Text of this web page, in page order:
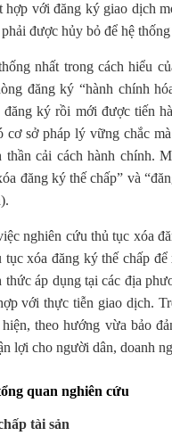
với đăng ký giao dịch
được hủy bỏ để hệ
nhất trong cách hiểu
đăng ký “hành chính
đăng ký rồi mới được tiến
cơ sở pháp lý vững chắc
cải cách hành chính.
đăng ký thế chấp” và
nghiên cứu thủ tục xóa
tục xóa đăng ký thế chấp
thức áp dụng tại các địa
với thực tiễn giao dịch.
theo hướng vừa bảo
lợi cho người dân, doanh
quan nghiên cứu
tài sản